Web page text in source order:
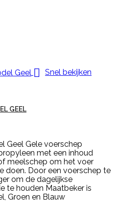
 Snel bekijken
GEEL
Geel Gele voerschep
met een inhoud
meelschep om het voer
doen. Door een voerschep te
om de dagelijkse
te houden Maatbeker is
Groen en Blauw